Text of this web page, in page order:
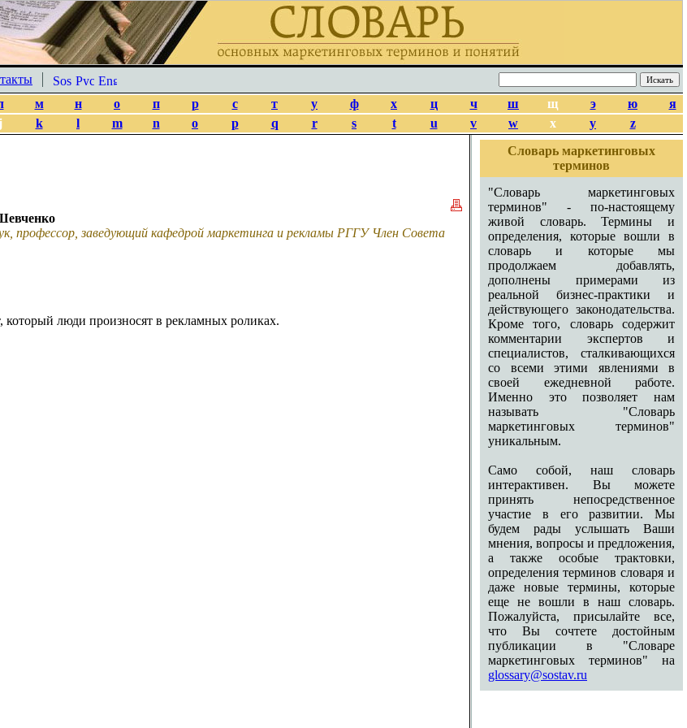
м н о п р с т у ф х ц ч ш щ э ю
я
j k l m n o p q r s t u v w x y z
профессор, заведующий кафедрой маркетинга и рекламы РГГУ Член Совета
который люди произносят в рекламных роликах.
Словарь маркетинговых
терминов
"Словарь маркетинговых
терминов" - по-настоящему
живой словарь. Термины и
определения, которые вошли в
словарь и которые мы
продолжаем добавлять,
дополнены примерами из
реальной бизнес-практики и
действующего законодательства.
Кроме того, словарь содержит
комментарии экспертов и
специалистов, сталкивающихся
со всеми этими явлениями в
своей ежедневной работе.
Именно это позволяет нам
называть "Словарь
маркетинговых терминов"
уникальным.
Само собой, наш словарь
интерактивен. Вы можете
принять непосредственное
участие в его развитии. Мы
будем рады услышать Ваши
мнения, вопросы и предложения,
а также особые трактовки,
определения терминов словаря и
даже новые термины, которые
еще не вошли в наш словарь.
Пожалуйста, присылайте все,
что Вы сочтете достойным
публикации в "Словаре
маркетинговых терминов" на
glossary@sostav.ru